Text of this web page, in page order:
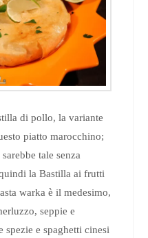
di pollo, la variante
piatto marocchino;
tale senza
la Bastilla ai frutti
warka è il medesimo,
seppie e
spezie e spaghetti cinesi